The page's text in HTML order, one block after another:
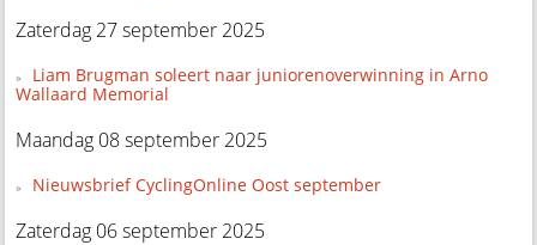
Zaterdag 27 september 2025
Liam Brugman soleert naar juniorenoverwinning in Arno
Wallaard Memorial
Maandag 08 september 2025
Nieuwsbrief CyclingOnline Oost september
Zaterdag 06 september 2025